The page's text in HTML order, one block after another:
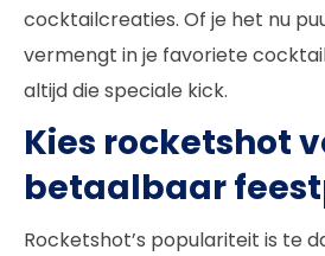
cocktailcreaties. Of je het nu
vermengt in je favoriete
altijd die speciale kick.
Kies rocketshot
betaalbaar
Rocketshot’s populariteit is te